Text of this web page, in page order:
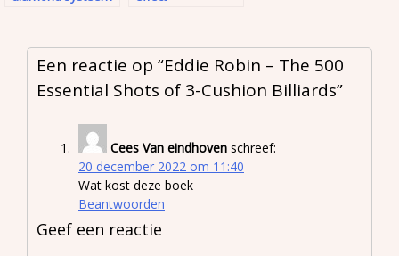
Een reactie op “Eddie Robin – The 500
Essential Shots of 3-Cushion Billiards”
Cees Van eindhoven schreef:
20 december 2022 om 11:40
Wat kost deze boek
Beantwoorden
Geef een reactie